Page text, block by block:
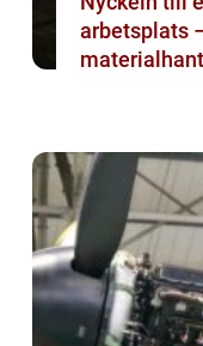
arbetsplats